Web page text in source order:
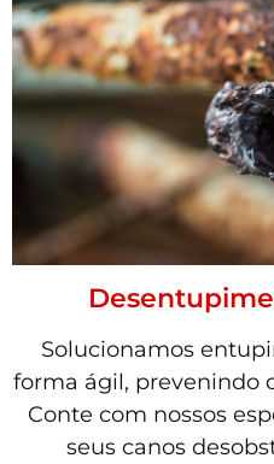
Solucionamos
forma ágil, prevenindo
Conte com nossos
seus canos